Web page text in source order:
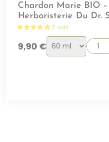
Chardon Marie BIO
Herboristerie Du Dr.
9,90 €Choix
de